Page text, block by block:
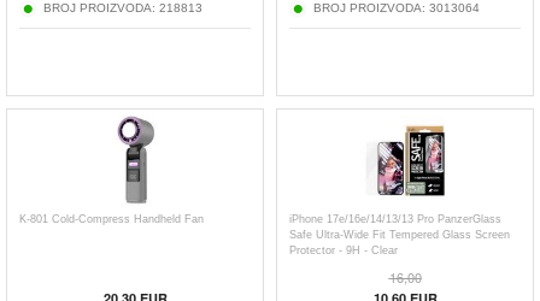
BROJ PROIZVODA: 218813 BROJ PROIZVODA: 3013064
K-801 Cold-Compress Handheld Fan
iPhone 17e/16e/14/13/13 Pro PanzerGlass
Safe Ultra-Wide Fit Tempered Glass Screen
Protector - 9H - Clear
16,00